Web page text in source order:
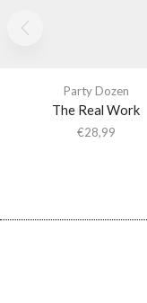
Party Dozen
The Real Work
€28,99